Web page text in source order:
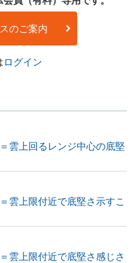
のご案内
ログイン
雲上回るレンジ中心の底堅
雲上限付近で底堅さ示すこ
雲上限付近で底堅さ感じさ